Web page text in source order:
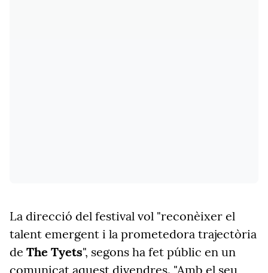
La direcció del festival vol "reconèixer el
talent emergent i la prometedora trajectòria
de The Tyets", segons ha fet públic en un
comunicat aquest divendres. "Amb el seu